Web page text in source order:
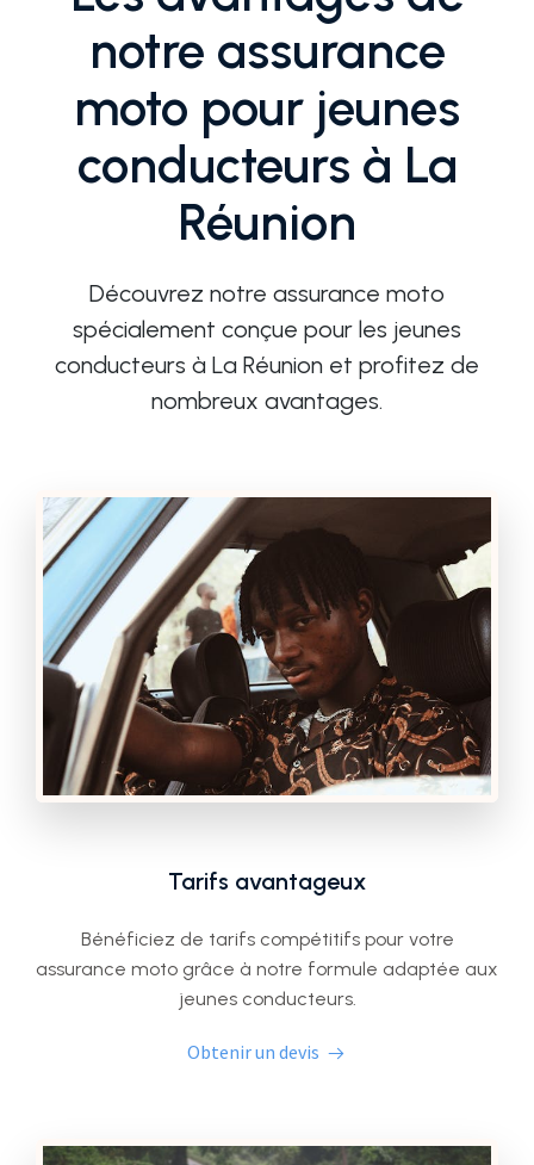
notre assurance
moto pour jeunes
conducteurs à La
Réunion
Découvrez notre assurance moto
spécialement conçue pour les jeunes
conducteurs à La Réunion et profitez de
nombreux avantages.
Tarifs avantageux
Bénéficiez de tarifs compétitifs pour votre
assurance moto grâce à notre formule adaptée aux
jeunes conducteurs.
Obtenir un devis